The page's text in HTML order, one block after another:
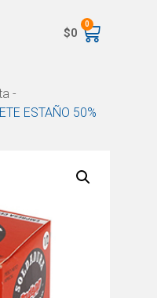
$0
0
-
ESTAÑO 50%